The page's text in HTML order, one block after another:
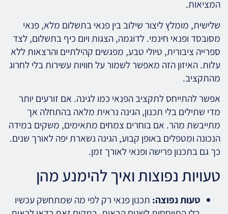
המציאות.
שלישית, מומלץ ליצור שילוב בין פנאי בתשלום מלא, פנאי
מסובסד ופנאי חינמי. לדוגמה, הצגות ויום כיף בתשלום, לצד
ספרייה ציבורית, טיולי טבע, מפגשים קהילתיים והרצאות ללא
עלות. האיזון הזה מאפשר לשמור על חוויות עשירות בלי לחרוג
מהתקציב.
אפשר להתייחס לתקציב הפנאי כמו לגינה. אם זורעים יותר
מדי שתילים בלי תכנון, הגינה נראית מלאה בהתחלה אך
מתייבשת מהר. אם בוחרים צמחים מתאימים, משקים במידה
הנכונה ומטפלים באופן קבוע, הגינה נשארת יפה לאורך שנים.
כך גם בתכנון פרישה ופנאי לאורך זמן.
טעויות נפוצות ואיך להימנע מהן
טעות נפוצה: תכנון פנאי רק לפי מה שמתחשק עכשיו